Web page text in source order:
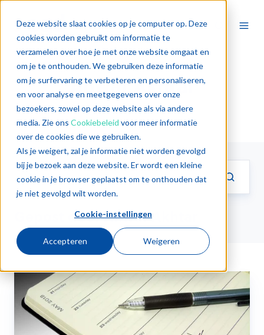
Deze website slaat cookies op je computer op. Deze
cookies worden gebruikt om informatie te
verzamelen over hoe je met onze website omgaat en
om je te onthouden. We gebruiken deze informatie
om je surfervaring te verbeteren en personaliseren,
en voor analyse en meetgegevens over onze
bezoekers, zowel op deze website als via andere
media. Zie ons Cookiebeleid voor meer informatie
over de cookies die we gebruiken.
Als je weigert, zal je informatie niet worden gevolgd
bij je bezoek aan deze website. Er wordt een kleine
cookie in je browser geplaatst om te onthouden dat
je niet gevolgd wilt worden.
Cookie-instellingen
Accepteren Weigeren
Anwar Akhtar
Gepost door Anwar Akhtar
10
antwoorden
op